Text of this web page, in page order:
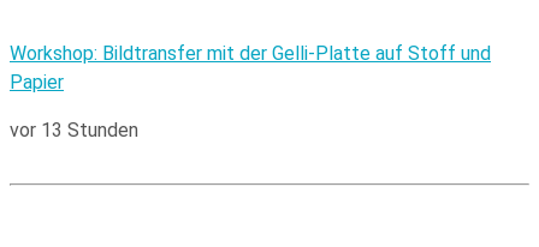
Workshop: Bildtransfer mit der Gelli-Platte auf Stoff und
Papier
vor 13 Stunden